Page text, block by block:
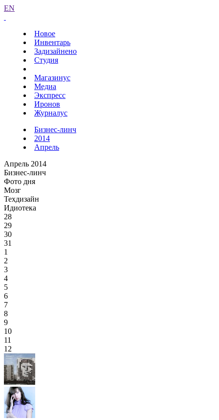
EN
Новое
Инвентарь
Задизайнено
Студия
Магазинус
Медиа
Экспресс
Иронов
Журналус
Бизнес-линч
2014
Апрель
Апрель 2014
Бизнес-линч
Фото дня
Мозг
Техдизайн
Идиотека
28
29
30
31
1
2
3
4
5
6
7
8
9
10
11
12